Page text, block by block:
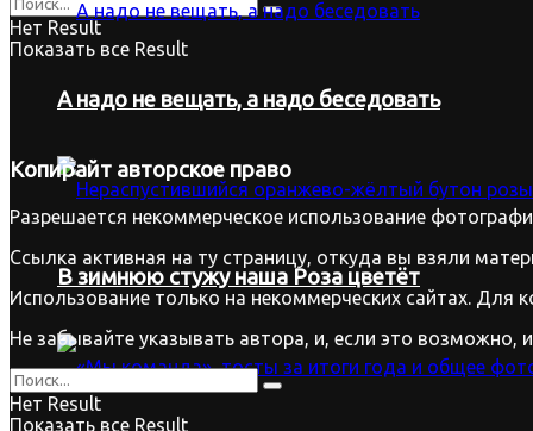
Нет Result
Показать все Result
А надо не вещать, а надо беседовать
В зимнюю стужу наша Роза цветёт
Копирайт авторское право
Разрешается некоммерческое использование
Ссылка активная на ту страницу, откуда вы взяли
Использование только на некоммерческих сайтах.
Не забывайте указывать автора, и, если это возможно,
Нет Result
Показать все Result